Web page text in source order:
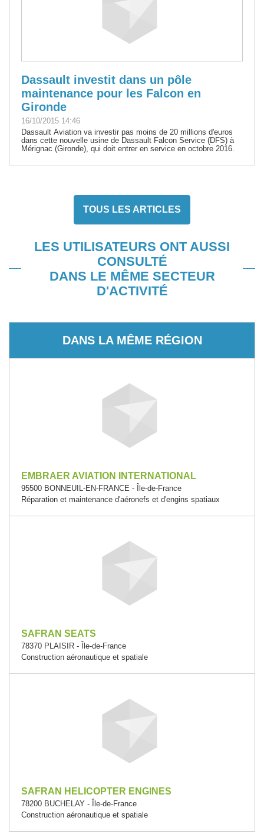
Dassault investit dans un pôle
maintenance pour les Falcon en
Gironde
16/10/2015 14:46
Dassault Aviation va investir pas moins de 20 millions d'euros
dans cette nouvelle usine de Dassault Falcon Service (DFS) à
Mérignac (Gironde), qui doit entrer en service en octobre 2016.
TOUS LES ARTICLES
LES UTILISATEURS ONT AUSSI
CONSULTÉ
DANS LE MÊME SECTEUR
D'ACTIVITÉ
DANS LA MÊME RÉGION
EMBRAER AVIATION INTERNATIONAL
95500 BONNEUIL-EN-FRANCE - Île-de-France
Réparation et maintenance d'aéronefs et d'engins spatiaux
SAFRAN SEATS
78370 PLAISIR - Île-de-France
Construction aéronautique et spatiale
SAFRAN HELICOPTER ENGINES
78200 BUCHELAY - Île-de-France
Construction aéronautique et spatiale